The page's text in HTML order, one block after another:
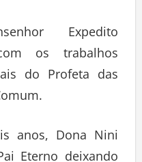
Expedito
os trabalhos
do Profeta das
anos, Dona Nini